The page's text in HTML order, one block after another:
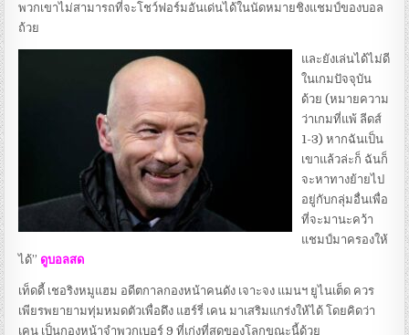
พวกเขาไม่สามารถที่จะโชว์ฟอร์มอันเด่นได้ในนัดหมายชิงแชมป์ของบอล
ถ้วย
และยังเล่นได้ไม่ดี
ในเกมปัจจุบัน
ด้วย (หมายความ
ว่าเกมที่แพ้ ลีดส์
1-3) หากฉันเป็น
เขาแล้วล่ะก็ ฉันก็
จะหาทางย้ายไป
อยู่กับกลุ่มอื่นเพื่อ
ที่จะมานะคว้า
แชมป์มาครองให้
ได้” ดูบอลสด
เท็ดดี้ เชอริงหมูแฮม อดีตกาลกองหน้าคนดัง เจาะจง แมนฯ ยูไนเต็ด ควร
เพียรพยายามทุ่มหมดตัวเพื่อดึง แฮร์รี่ เคน มาเสริมแกร่งให้ได้ โดยคิดว่า
เคน เป็นกองหน้าจำพวกเบอร์ 9 ที่เก่งที่สุดของโลกขณะนี้ด้วย